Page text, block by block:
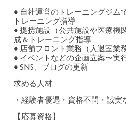
● 自社運営のトレーニングジム
トレーニング指導
● 提携施設（公共施設や医療機
成＆トレーニング指導
● 店舗フロント業務（入退室業
● イベントなどの企画立案〜実
● SNS、ブログの更新
求める人材
・経験者優遇・資格不問・誠実
【応募資格】